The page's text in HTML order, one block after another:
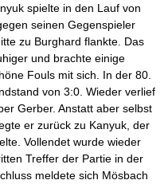
spielte in den Lauf von
seinen Gegenspieler
zu Burghard flankte. Das
und brachte einige
Fouls mit sich. In der 80.
von 3:0. Wieder verlief
Gerber. Anstatt aber selbst
er zurück zu Kanyuk, der
Vollendet wurde wieder
Treffer der Partie in der
meldete sich Mösbach